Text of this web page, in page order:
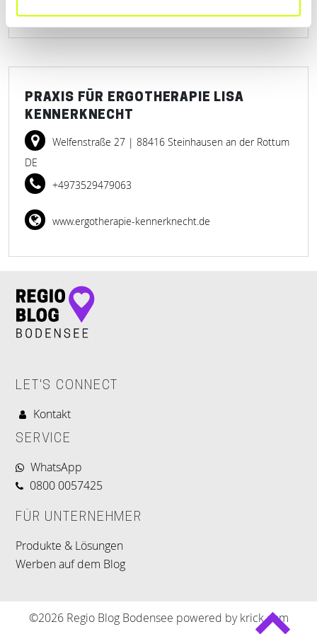
PRAXIS FÜR ERGOTHERAPIE LISA
KENNERKNECHT
Welfenstraße 27 | 88416 Steinhausen an der Rottum
DE
+4973529479063
www.ergotherapie-kennerknecht.de
LET'S CONNECT
Kontakt
SERVICE
WhatsApp
0800 0057425
FÜR UNTERNEHMER
Produkte & Lösungen
Werben auf dem Blog
©2026 Regio Blog Bodensee powered by krick.com